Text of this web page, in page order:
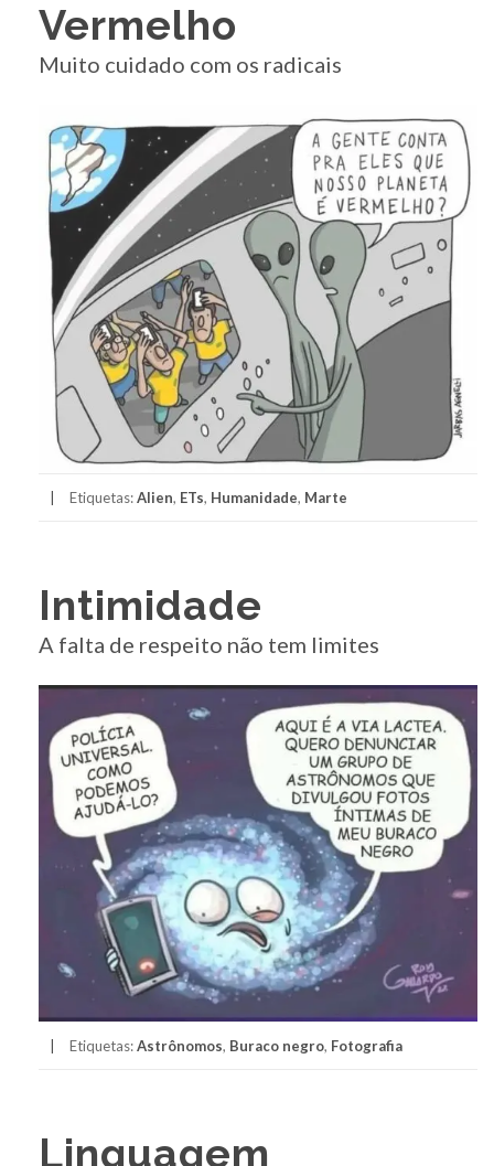
Vermelho
Muito cuidado com os radicais
Etiquetas:Alien, ETs, Humanidade, Marte
Intimidade
A falta de respeito não tem limites
Etiquetas:Astrônomos, Buraco negro, Fotografia
Linguagem